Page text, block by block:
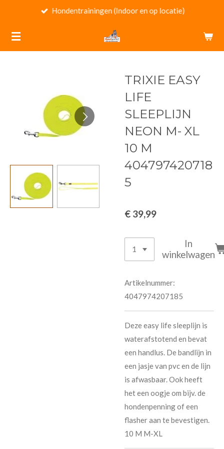
naar
de
Hondentrainingen (Indoor en op locatie)
TRIXIE EASY
LIFE
SLEEPLIJN
NEON M- XL
10 M
404797420718
5
€ 39,99
In
winkelwagen
Artikelnummer:
4047974207185
Deze easy life sleeplijn is
waterafstotend en bevat
een handlus. De bandlijn in
een jasje van pvc en de lijn
is afwasbaar. Ook heeft
het een oogje om bijv. de
hondenpenning of een
flasher aan te bevestigen.
10 M M-XL